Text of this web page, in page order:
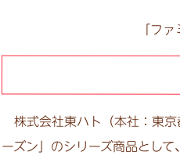
「フ
株式会社東ハト（本社：東京
ーズン」のシリーズ商品とし